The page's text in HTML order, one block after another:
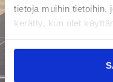
tietoja muihin tietoihin,
kerätty, kun olet
sijoitus parempaan
avain vihreämpään ja
Toimitamme
käteen periaatteella.